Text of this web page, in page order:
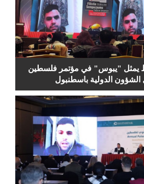
يمثل "يبوس" في مؤتمر فلسطين
الدولية باسطنبول